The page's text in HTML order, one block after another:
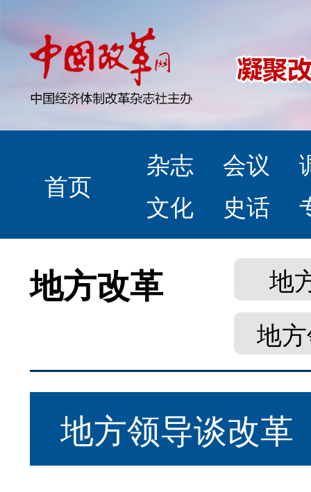
首页
杂志 会议
文化
史话
地方改革
地
地
地方领导谈改革